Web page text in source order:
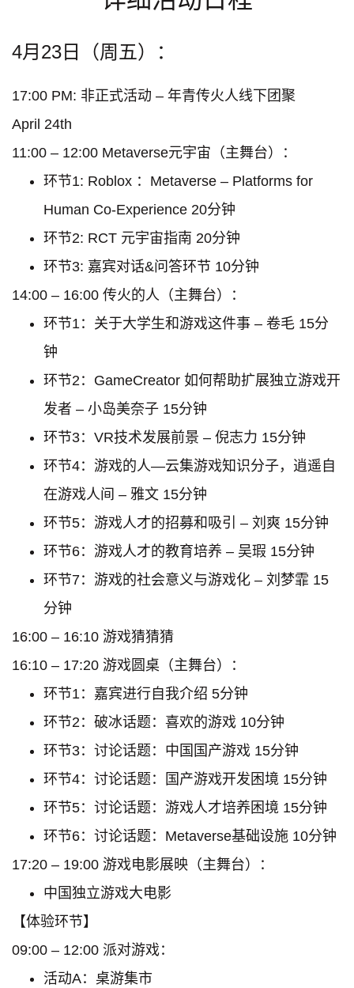
4月23日（周五）：
17:00 PM: 非正式活动 – 年青传火人线下团聚
April 24th
11:00 – 12:00 Metaverse元宇宙（主舞台）：
环节1: Roblox ：Metaverse – Platforms for
Human Co-Experience 20分钟
环节2: RCT 元宇宙指南 20分钟
环节3: 嘉宾对话&问答环节 10分钟
14:00 – 16:00 传火的人（主舞台）：
环节1：关于大学生和游戏这件事 – 卷毛 15分
钟
环节2：GameCreator 如何帮助扩展独立游戏开
发者 – 小岛美奈子 15分钟
环节3：VR技术发展前景 – 倪志力 15分钟
环节4：游戏的人—云集游戏知识分子，逍遥自
在游戏人间 – 雅文 15分钟
环节5：游戏人才的招募和吸引 – 刘爽 15分钟
环节6：游戏人才的教育培养 – 吴瑕 15分钟
环节7：游戏的社会意义与游戏化 – 刘梦霏 15
分钟
16:00 – 16:10 游戏猜猜猜
16:10 – 17:20 游戏圆桌（主舞台）：
环节1：嘉宾进行自我介绍 5分钟
环节2：破冰话题：喜欢的游戏 10分钟
环节3：讨论话题：中国国产游戏 15分钟
环节4：讨论话题：国产游戏开发困境 15分钟
环节5：讨论话题：游戏人才培养困境 15分钟
环节6：讨论话题：Metaverse基础设施 10分钟
17:20 – 19:00 游戏电影展映（主舞台）：
中国独立游戏大电影
【体验环节】
09:00 – 12:00 派对游戏：
活动A：桌游集市